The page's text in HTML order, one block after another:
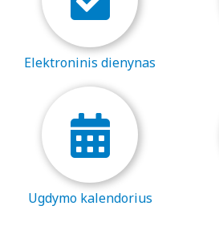
Ieškome darbuotojų
Tėvų geradarystės programa
Stadiono siena
Idėjų dėžutė
Kontaktai
Nuoma
Tėvų komitetas
VJG choras „Krantas“
Nuotolinis mokymas
Teams ir Microsoft 365
Elektroninis dienynas
Pamokų keitimai
UP kalendorius
Elektroninis dienynas
Ugdymo kalendorius